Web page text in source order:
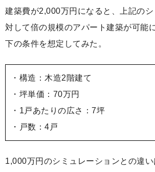
建築費が2,000万円になると、上記の
対して倍の規模のアパート建築が可能
下の条件を想定してみた。
・構造：木造2階建て
・坪単価：70万円
・1戸あたりの広さ：7坪
・戸数：4戸
1,000万円のシミュレーションとの違